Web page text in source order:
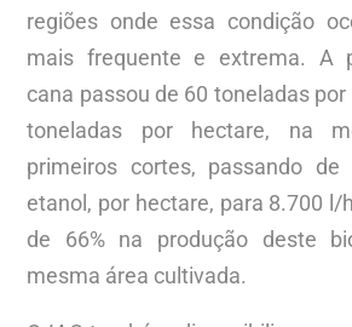
regiões onde essa condição
mais frequente e extrema. A
cana passou de 60 toneladas
toneladas por hectare, na
primeiros cortes, passando
etanol, por hectare, para 8.700 l/
de 66% na produção deste
mesma área cultivada.